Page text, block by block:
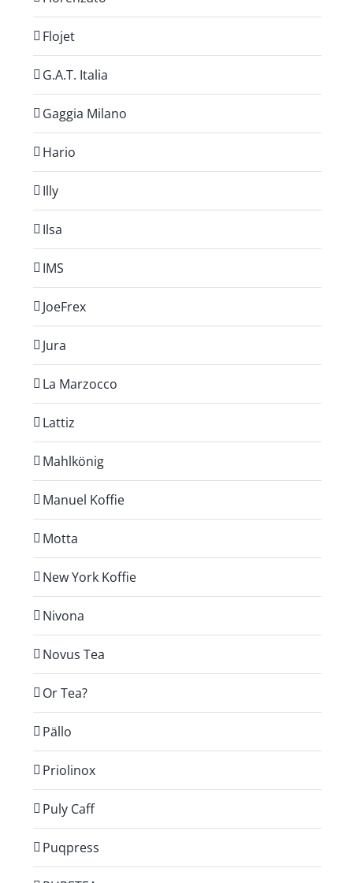
Flojet
G.A.T. Italia
Gaggia Milano
Hario
Illy
Ilsa
IMS
JoeFrex
Jura
La Marzocco
Lattiz
Mahlkönig
Manuel Koffie
Motta
New York Koffie
Nivona
Novus Tea
Or Tea?
Pällo
Priolinox
Puly Caff
Puqpress